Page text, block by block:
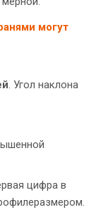
могут
. Угол наклона
цифра в